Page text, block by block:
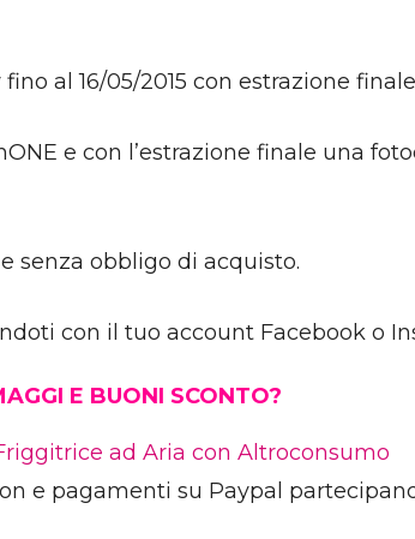
al 16/05/2015 con estrazione
e con l’estrazione finale una
senza obbligo di acquisto.
con il tuo account Facebook o
E BUONI SCONTO?
ad Aria con Altroconsumo
e pagamenti su Paypal